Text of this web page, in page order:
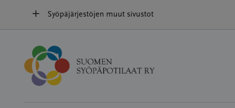
sisältöön
Syöpäjärjestöjen muut sivustot